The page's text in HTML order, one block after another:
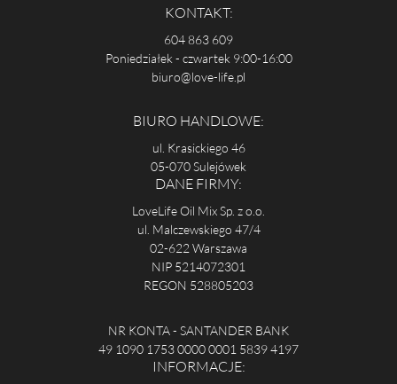
KONTAKT:
604 863 609
Poniedziałek - czwartek 9:00-16:00
biuro@love-life.pl
BIURO HANDLOWE:
ul. Krasickiego 46
05-070 Sulejówek
DANE FIRMY:
LoveLife Oil Mix Sp. z o.o.
ul. Malczewskiego 47/4
02-622 Warszawa
NIP 5214072301
REGON 528805203
NR KONTA - SANTANDER BANK
49 1090 1753 0000 0001 5839 4197
INFORMACJE: